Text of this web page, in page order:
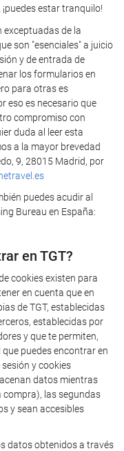
estar tranquilo!
exceptuadas de la
son "esenciales" a juicio
y de entrada de
los formularios en
para otras es
eso es necesario que
compromiso con
duda al leer esta
a la mayor brevedad
9, 28015 Madrid, por
puedes acudir al
Bureau en España:
en TGT?
cookies existen para
en cuenta que en
de TGT, establecidas
establecidas por
y que te permiten,
puedes encontrar en
y cookies
datos mientras
compra), las segundas
y sean accesibles
datos obtenidos a través